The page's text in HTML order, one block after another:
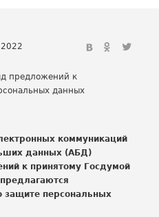
коммуникаций
данных (АБД)
к принятому Госдумой
персональных